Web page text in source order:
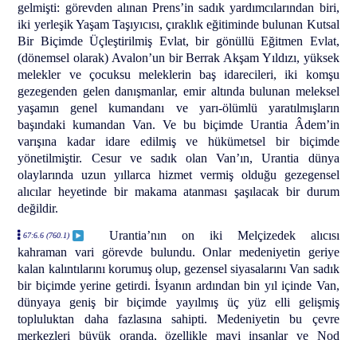
gelmişti: görevden alınan Prens’in sadık yardımcılarından biri,
iki yerleşik Yaşam Taşıyıcısı, çıraklık eğitiminde bulunan Kutsal
Bir Biçimde Üçleştirilmiş Evlat, bir gönüllü Eğitmen Evlat,
(dönemsel olarak) Avalon’un bir Berrak Akşam Yıldızı, yüksek
melekler ve çocuksu meleklerin baş idarecileri, iki komşu
gezegenden gelen danışmanlar, emir altında bulunan meleksel
yaşamın genel kumandanı ve yarı-ölümlü yaratılmışların
başındaki kumandan Van. Ve bu biçimde Urantia Âdem’in
varışına kadar idare edilmiş ve hükümetsel bir biçimde
yönetilmiştir. Cesur ve sadık olan Van’ın, Urantia dünya
olaylarında uzun yıllarca hizmet vermiş olduğu gezegensel
alıcılar heyetinde bir makama atanması şaşılacak bir durum
değildir.
67:6.6 (760.1)
Urantia’nın on iki Melçizedek alıcısı
kahraman vari görevde bulundu. Onlar medeniyetin geriye
kalan kalıntılarını korumuş olup, gezensel siyasalarını Van sadık
bir biçimde yerine getirdi. İsyanın ardından bin yıl içinde Van,
dünyaya geniş bir biçimde yayılmış üç yüz elli gelişmiş
topluluktan daha fazlasına sahipti. Medeniyetin bu çevre
merkezleri büyük oranda, özellikle mavi insanlar ve Nod